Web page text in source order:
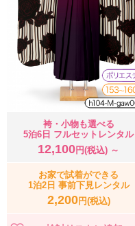
袴・小物も選べる
5泊6日 フルセットレンタル
12,100 円(税込) ～
お家で試着ができる
1泊2日 事前下見レンタル
2,200円(税込)